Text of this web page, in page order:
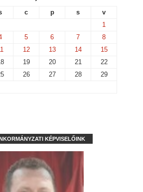
c p s
v
1
5 6 7
8
12 13 14
15
19 20 21
22
26 27 28
29
KÉPVISELŐINK